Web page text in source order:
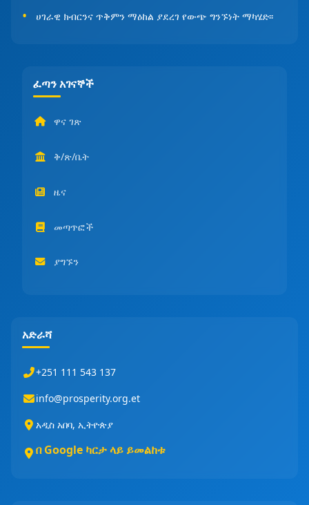
ሀገራዊ ክብርንና ጥቅምን ማዕከል ያደረገ የውጭ ግንኙነት ማካሄድ፡፡
ፈጣን አገናኞች
ዋና ገጽ
ቅ/ጽ/ቤት
ዜና
መጣጥፎች
ያግኙን
አድራሻ
+251 111 543 137
info@prosperity.org.et
አዲስ አበባ, ኢትዮጵያ
በ Google ካርታ ላይ ይመልከቱ